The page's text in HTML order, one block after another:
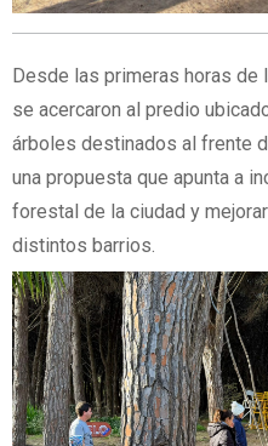
Desde las primeras horas de
se acercaron al predio
árboles destinados al frente
una propuesta que apunta a
forestal de la ciudad y
distintos barrios.